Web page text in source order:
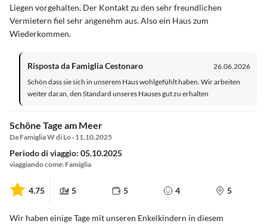
Liegen vorgehalten. Der Kontakt zu den sehr freundlichen
Vermietern fiel sehr angenehm aus. Also ein Haus zum
Wiederkommen.
Risposta da Famiglia Cestonaro
26.06.2026
Schön dass sie sich in unserem Haus wohlgefühlt haben. Wir arbeiten
weiter daran, den Standard unseres Hauses gut zu erhalten
Schöne Tage am Meer
Da Famiglia W di Lo · 11.10.2025
Periodo di viaggio: 05.10.2025
viaggiando come: Famiglia
4.75 5 5 4 5
Wir haben einige Tage mit unseren Enkelkindern in diesem